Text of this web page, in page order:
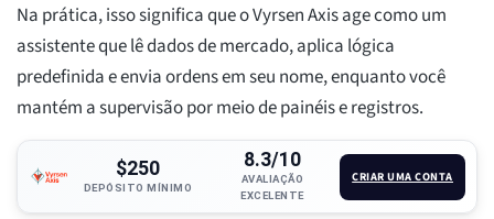
Na prática, isso significa que o Vyrsen Axis age como um
assistente que lê dados de mercado, aplica lógica
predefinida e envia ordens em seu nome, enquanto você
mantém a supervisão por meio de painéis e registros.
$250
DEPÓSITO MÍNIMO
8.3/10
AVALIAÇÃO
EXCELENTE
CRIAR UMA CONTA